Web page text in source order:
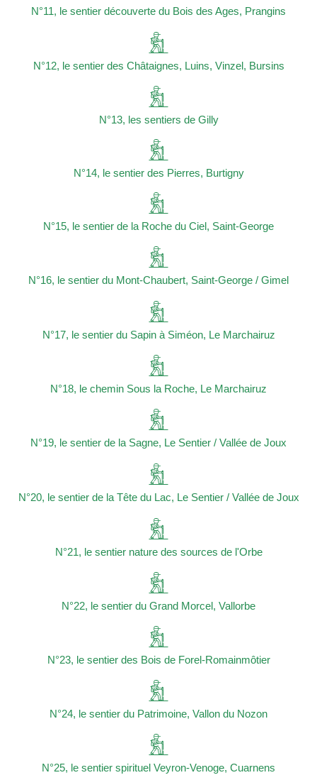
N°11, le sentier découverte du Bois des Ages, Prangins
N°12, le sentier des Châtaignes, Luins, Vinzel, Bursins
N°13, les sentiers de Gilly
N°14, le sentier des Pierres, Burtigny
N°15, le sentier de la Roche du Ciel, Saint-George
N°16, le sentier du Mont-Chaubert, Saint-George / Gimel
N°17, le sentier du Sapin à Siméon, Le Marchairuz
N°18, le chemin Sous la Roche, Le Marchairuz
N°19, le sentier de la Sagne, Le Sentier / Vallée de Joux
N°20, le sentier de la Tête du Lac, Le Sentier / Vallée de Joux
N°21, le sentier nature des sources de l'Orbe
N°22, le sentier du Grand Morcel, Vallorbe
N°23, le sentier des Bois de Forel-Romainmôtier
N°24, le sentier du Patrimoine, Vallon du Nozon
N°25, le sentier spirituel Veyron-Venoge, Cuarnens